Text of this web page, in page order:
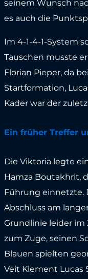
seinem Wunsch
es auch die
Im 4-1-4-1-System
Tauschen musste
Florian Pieper, da
Startformation,
Kader war der
Ein früher Treffer
Die Viktoria legte
Hamza Boutakhrit,
Führung einnetzte.
Abschluss am
Grundlinie leider im
zum Zuge, seinen
Blauen spielten
Veit Klement Lucas